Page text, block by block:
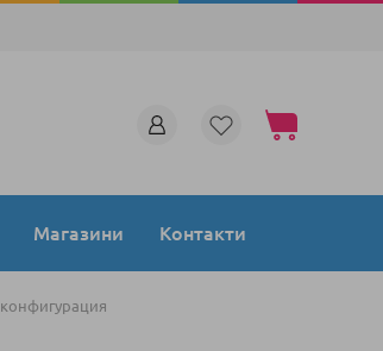
Моята количка
Магазини Контакти